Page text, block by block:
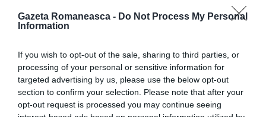
Gazeta Romaneasca - Do Not Process My Personal
Information
If you wish to opt-out of the sale, sharing to third parties, or
processing of your personal or sensitive information for
targeted advertising by us, please use the below opt-out
section to confirm your selection. Please note that after your
opt-out request is processed you may continue seeing
promisiun
electorale. Urmăresc programul candidatului primar.
Un consilier municipal poate face lobby asupra
marilor hotărâri care se iau la Consiliul General. Am
multe propuneri de făcut concentrate în principal pe